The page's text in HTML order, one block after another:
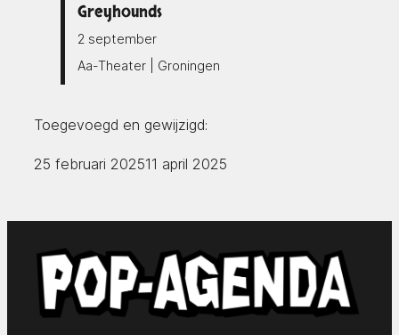
Greyhounds
2 september
Aa-Theater | Groningen
Toegevoegd en gewijzigd:
25 februari 202511 april 2025